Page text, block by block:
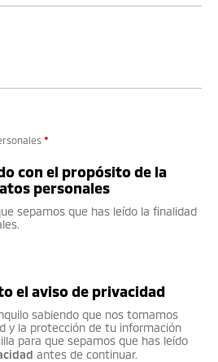
*
con el propósito de la
personales
sepamos que has leído la finalidad
el aviso de privacidad
sabiendo que nos tomamos
y la protección de tu información
para que sepamos que has leído
antes de continuar.